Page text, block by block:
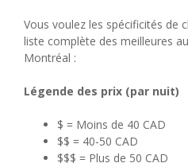
Vous voulez les spécificités de
liste complète des meilleures
Montréal :
Légende des prix (par nuit)
$ = Moins de 40 CAD
$$ = 40-50 CAD
$$$ = Plus de 50 CAD